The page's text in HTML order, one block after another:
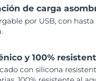
de carga
por USB, con
y 100%
con silicona